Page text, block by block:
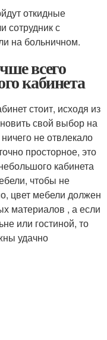
откидные
сотрудник с
на больничном.
всего
кабинета
стоит, исходя из
свой выбор на
не отвлекало
просторное, это
кабинета
чтобы не
цвет мебели должен
материалов , а если
или гостиной, то
удачно